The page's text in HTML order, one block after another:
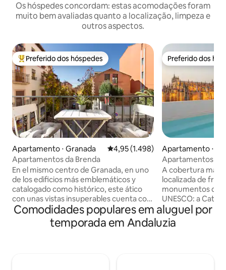
Os hóspedes concordam: estas acomodações foram
muito bem avaliadas quanto a localização, limpeza e
outros aspectos.
Entre os melhores preferidos dos hóspedes
Preferido dos hóspedes
Apartamento ⋅ Granada 4,95 de uma avaliação média de
4,95 (1.498)
Apartamentos da Brenda
En el mismo centro de Granada, en uno
de los edificios más emblemáticos y
catalogado como histórico, este ático
con unas vistas insuperables cuenta con
un amplio y elegante espacio donde
poder relajarte después de una intensa
Preferido dos
Preferido dos
Apartamento ⋅
Apartamentos
catedral e piscina
A cobertura mais
localizada de
monumentos do
UNESCO: a
Índias e o
Constitución,
antiga. Tem dois
Comodidades populares em aluguel por
temporada em Andaluzia